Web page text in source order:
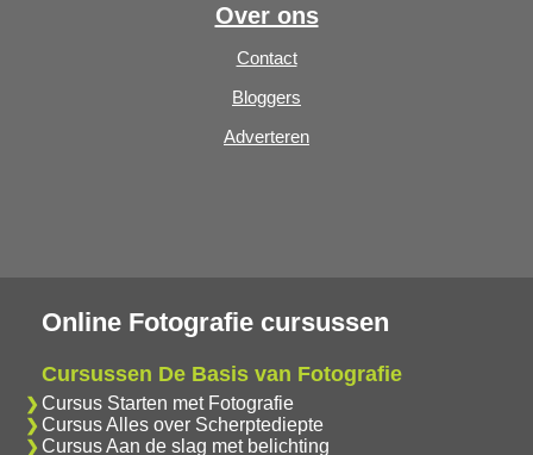
Over ons
Contact
Bloggers
Adverteren
Online Fotografie cursussen
Cursussen De Basis van Fotografie
Cursus Starten met Fotografie
Cursus Alles over Scherptediepte
Cursus Aan de slag met belichting